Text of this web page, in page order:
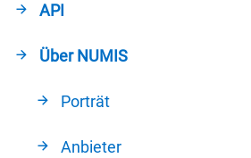
API
Über NUMIS
Porträt
Anbieter